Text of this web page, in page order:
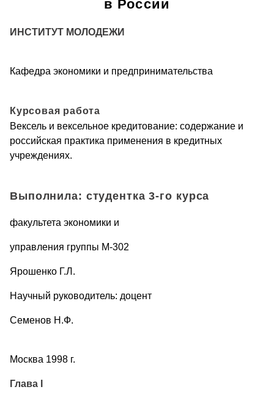
в России
ИНСТИТУТ МОЛОДЕЖИ
Кафедра экономики и предпринимательства
Курсовая работа
Вексель и вексельное кредитование: содержание и
российская практика применения в кредитных
учреждениях.
Выполнила: студентка 3-го курса
факультета экономики и
управления группы М-302
Ярошенко Г.Л.
Научный руководитель: доцент
Семенов Н.Ф.
Москва 1998 г.
Глава I